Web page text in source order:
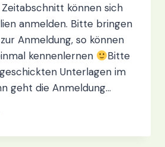
können sich
anmelden. Bitte bringen
Anmeldung, so können
kennenlernen
Bitte
Unterlagen im
geht die Anmeldung…